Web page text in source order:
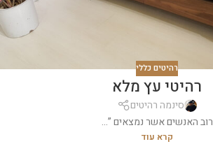
רהיטים כללי
רהיטי עץ מלא
סינמה רהיטים
רוב האנשים אשר נמצאים ”...
קרא עוד